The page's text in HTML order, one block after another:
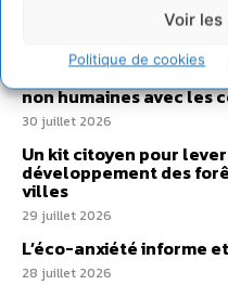
Voir
Politique de cookies
hydrique et déréglé
non humaines avec les
30 juillet 2026
Un kit citoyen pour
développement des
villes
29 juillet 2026
L’éco-anxiété informe
28 juillet 2026